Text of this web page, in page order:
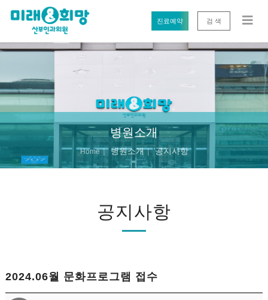
진료예약 검 색
병원소개
Home 병원소개 공지사항
공지사항
2024.06월 문화프로그램 접수